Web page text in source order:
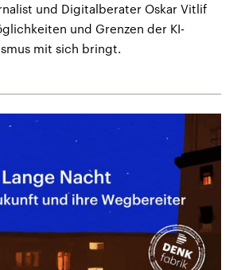
und Digitalberater Oskar Vitlif
und Grenzen der KI-
mit sich bringt.